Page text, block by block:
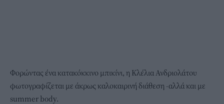
Φορώντας ένα κατακόκκινο μπικίνι, η Κλέλια Ανδριολάτου
φωτογραφίζεται με άκρως καλοκαιρινή διάθεση -αλλά και με
summer body.